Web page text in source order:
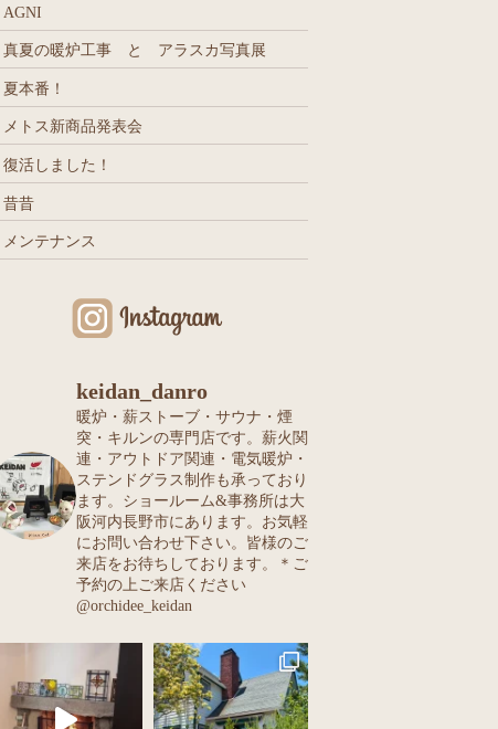
AGNI
真夏の暖炉工事 と アラスカ写真展
夏本番！
メトス新商品発表会
復活しました！
昔昔
メンテナンス
keidan_danro
暖炉・薪ストーブ・サウナ・煙
突・キルンの専門店です。薪火関
連・アウトドア関連・電気暖炉・
ステンドグラス制作も承っており
ます。ショールーム&事務所は大
阪河内長野市にあります。お気軽
にお問い合わせ下さい。皆様のご
来店をお待ちしております。＊ご
予約の上ご来店ください
@orchidee_keidan